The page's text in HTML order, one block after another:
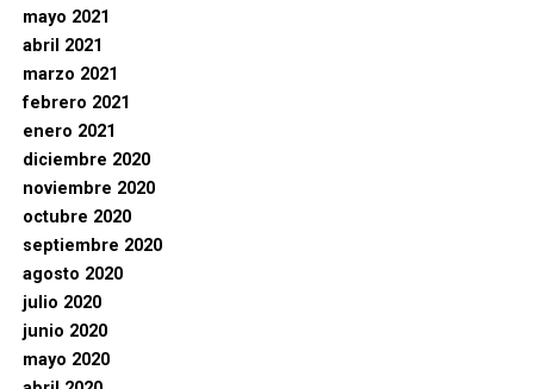
mayo 2021
abril 2021
marzo 2021
febrero 2021
enero 2021
diciembre 2020
noviembre 2020
octubre 2020
septiembre 2020
agosto 2020
julio 2020
junio 2020
mayo 2020